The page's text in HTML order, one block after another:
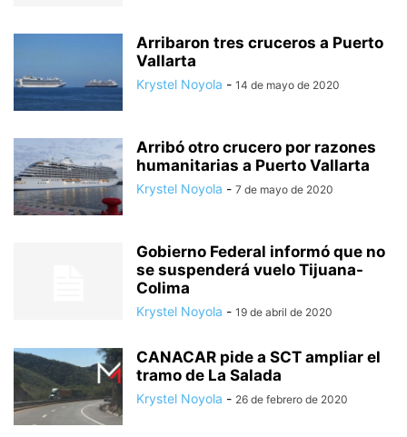
Arribaron tres cruceros a Puerto
Vallarta
Krystel Noyola - 14 de mayo de 2020
Arribó otro crucero por razones
humanitarias a Puerto Vallarta
Krystel Noyola - 7 de mayo de 2020
Gobierno Federal informó que no
se suspenderá vuelo Tijuana-
Colima
Krystel Noyola - 19 de abril de 2020
CANACAR pide a SCT ampliar el
tramo de La Salada
Krystel Noyola - 26 de febrero de 2020